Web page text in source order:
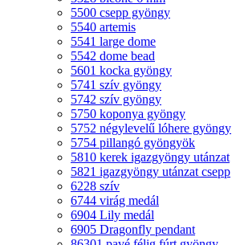
5500 csepp gyöngy
5540 artemis
5541 large dome
5542 dome bead
5601 kocka gyöngy
5741 szív gyöngy
5742 szív gyöngy
5750 koponya gyöngy
5752 négylevelű lóhere gyöngy
5754 pillangó gyöngyök
5810 kerek igazgyöngy utánzat
5821 igazgyöngy utánzat csepp
6228 szív
6744 virág medál
6904 Lily medál
6905 Dragonfly pendant